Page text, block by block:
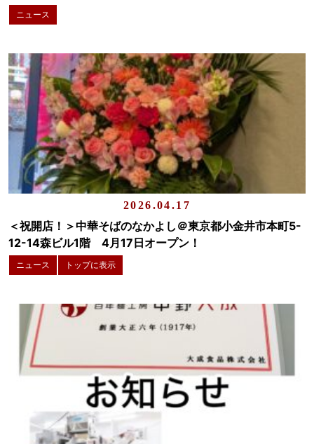
ニュース
2026.04.17
＜祝開店！＞中華そばのなかよし＠東京都小金井市本町5-
12-14森ビル1階 4月17日オープン！
ニュース トップに表示